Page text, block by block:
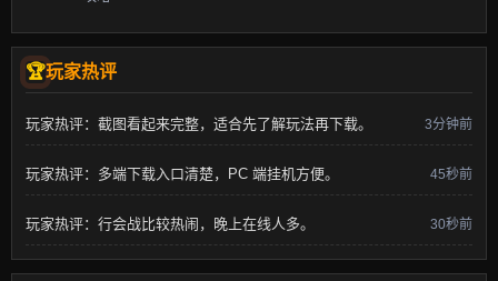
玩家热评
玩家热评：截图看起来完整，适合先了解玩法再下载。 3分钟前
玩家热评：多端下载入口清楚，PC 端挂机方便。 45秒前
玩家热评：行会战比较热闹，晚上在线人多。 30秒前